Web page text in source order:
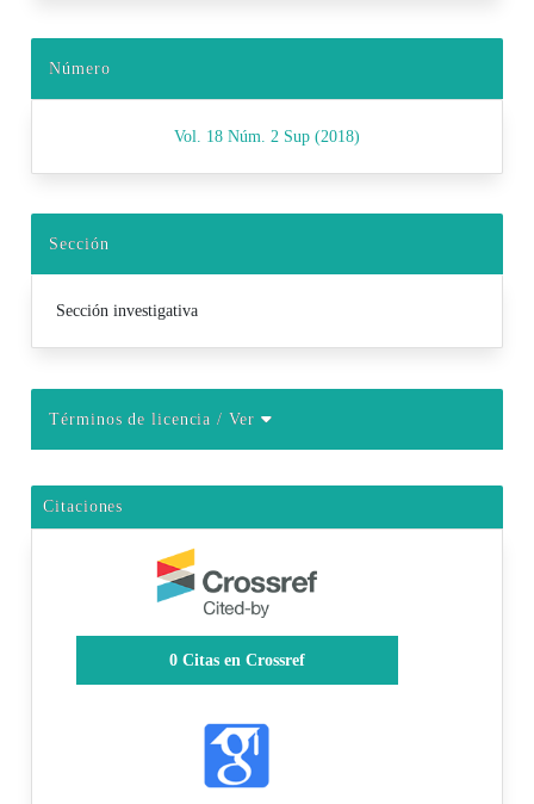
Número
Vol. 18 Núm. 2 Sup (2018)
Sección
Sección investigativa
Términos de licencia/ Ver
Citaciones
0Citas en Crossref